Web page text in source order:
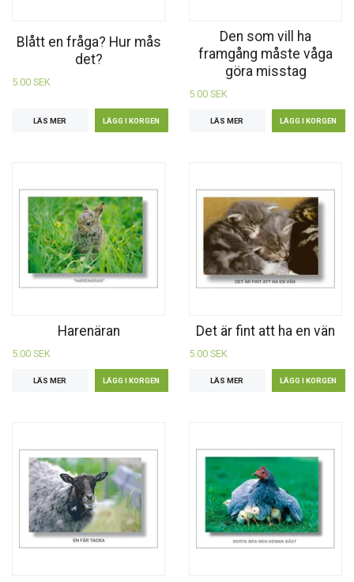
Blått en fråga? Hur mås
det?
5.00 SEK
LÄS MER
Den som vill ha
framgång måste våga
göra misstag
5.00 SEK
LÄS MER
Harenäran
5.00 SEK
LÄS MER
Det är fint att ha en vän
5.00 SEK
LÄS MER